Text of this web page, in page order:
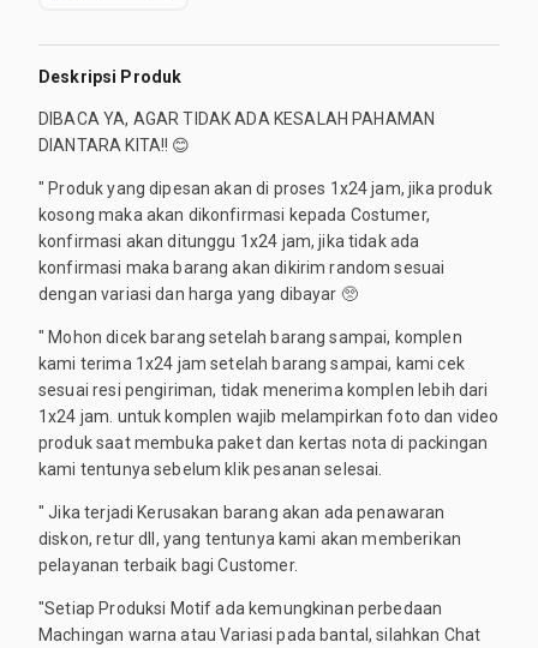
Deskripsi Produk
DIBACA YA, AGAR TIDAK ADA KESALAH PAHAMAN
DIANTARA KITA!! 😊
" Produk yang dipesan akan di proses 1x24 jam, jika produk
kosong maka akan dikonfirmasi kepada Costumer,
konfirmasi akan ditunggu 1x24 jam, jika tidak ada
konfirmasi maka barang akan dikirim random sesuai
dengan variasi dan harga yang dibayar 🥺
" Mohon dicek barang setelah barang sampai, komplen
kami terima 1x24 jam setelah barang sampai, kami cek
sesuai resi pengiriman, tidak menerima komplen lebih dari
1x24 jam. untuk komplen wajib melampirkan foto dan video
produk saat membuka paket dan kertas nota di packingan
kami tentunya sebelum klik pesanan selesai.
" Jika terjadi Kerusakan barang akan ada penawaran
diskon, retur dll, yang tentunya kami akan memberikan
pelayanan terbaik bagi Customer.
"Setiap Produksi Motif ada kemungkinan perbedaan
Machingan warna atau Variasi pada bantal, silahkan Chat